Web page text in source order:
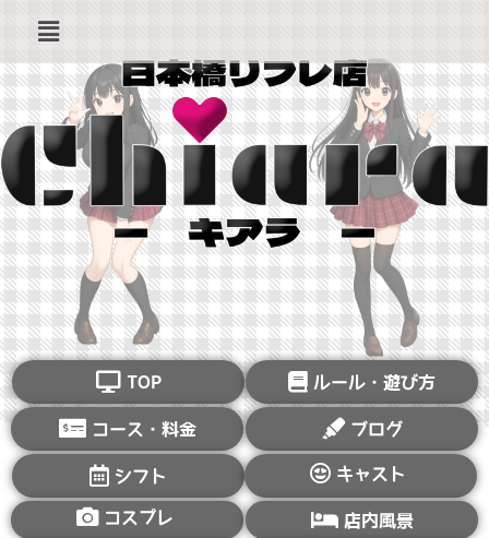
TOP ルール・遊び方
コース・料金 ブログ
シフト キャスト
コスプレ 店内風景